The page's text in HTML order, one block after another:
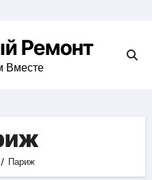
Ремонт
Вместе
Париж